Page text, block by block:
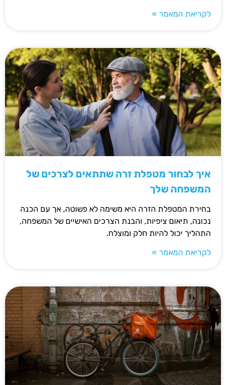
לקריאת המאמר »
איך לבחור מטפלת זרה שתתאים לצרכים של
המשפחה שלך
בחירת המטפלת הזרה היא משימה לא פשוטה, אך עם הכנה
נכונה, תיאום ציפיות, והבנת הצרכים האישיים של המשפחה,
התהליך יכול להיות חלק ומוצלח.
לקריאת המאמר »